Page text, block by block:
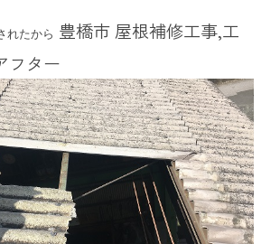
れたから 豊橋市 屋根補修工事,工
フター